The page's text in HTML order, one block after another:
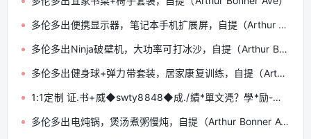
多伦多出便携显示器，笔记本手机扩展屏，自提（Arthur Bonner Ave）
多伦多出Ninja破壁机，大功率可打冰沙，自提（Arthur Bonner Ave）
多伦多出健身球+弹力带套装，居家康复训练，自提（Arthur Bonner Ave）
1:1定制 证.书+威◆swty8848◆成./績*單文凴？學*励-认.正
多伦多出电炖锅，煲汤煮粥慢炖，自提（Arthur Bonner Ave）